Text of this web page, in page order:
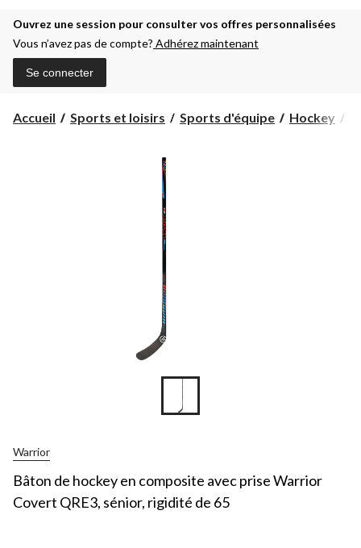
Ouvrez une session pour consulter vos offres personnalisées
Vous n’avez pas de compte? Adhérez maintenant
Se connecter
Accueil Sports et loisirs Sports d'équipe Hockey
Warrior
Bâton de hockey en composite avec prise Warrior
Covert QRE3, sénior, rigidité de 65